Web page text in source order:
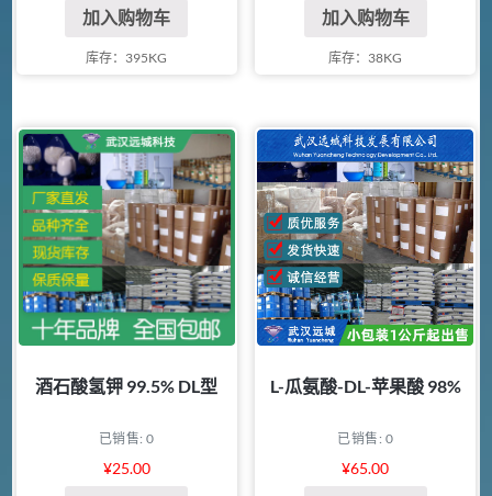
加入购物车
库存：395KG
加入购物车
库存：38KG
酒石酸氢钾 99.5% DL型
已销售: 0
¥25.00
L-瓜氨酸-DL-苹果酸 98%
已销售: 0
¥65.00